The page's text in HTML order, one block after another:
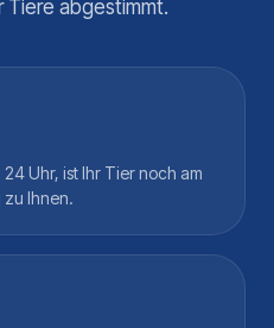
Tiere abgestimmt.
Uhr, ist Ihr Tier noch am
Ihnen.